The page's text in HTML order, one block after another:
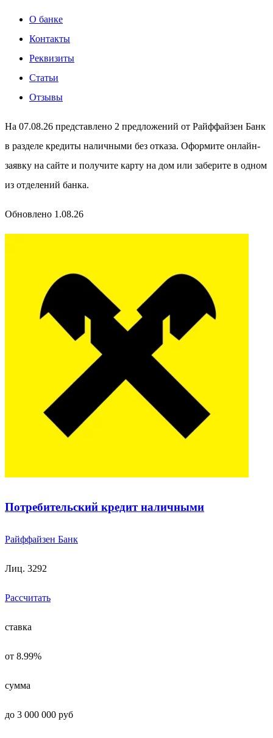
О банке
Контакты
Реквизиты
Статьи
Отзывы
На 07.08.26 представлено 2 предложений от Райффайзен Банк
в разделе кредиты наличными без отказа. Оформите онлайн-
заявку на сайте и получите карту на дом или заберите в одном
из отделений банка.
Обновлено 1.08.26
Потребительский кредит наличными
Райффайзен Банк
Лиц. 3292
Рассчитать
ставка
от 8.99%
сумма
до 3 000 000 руб